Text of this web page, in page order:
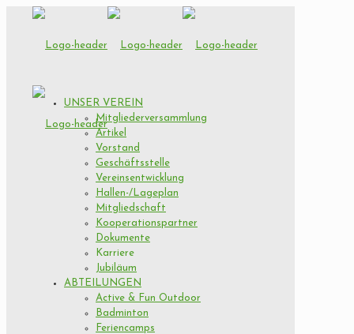
UNSER VEREIN
Mitgliederversammlung
Artikel
Vorstand
Geschäftsstelle
Vereinsentwicklung
Hallen-/Lageplan
Mitgliedschaft
Kooperationspartner
Dokumente
Karriere
Jubiläum
ABTEILUNGEN
Active & Fun Outdoor
Badminton
Feriencamps